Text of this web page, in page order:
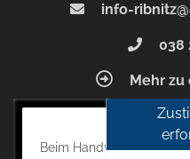
info-
038
Mehr zu
Autohaus
Beim Handweiser 19,